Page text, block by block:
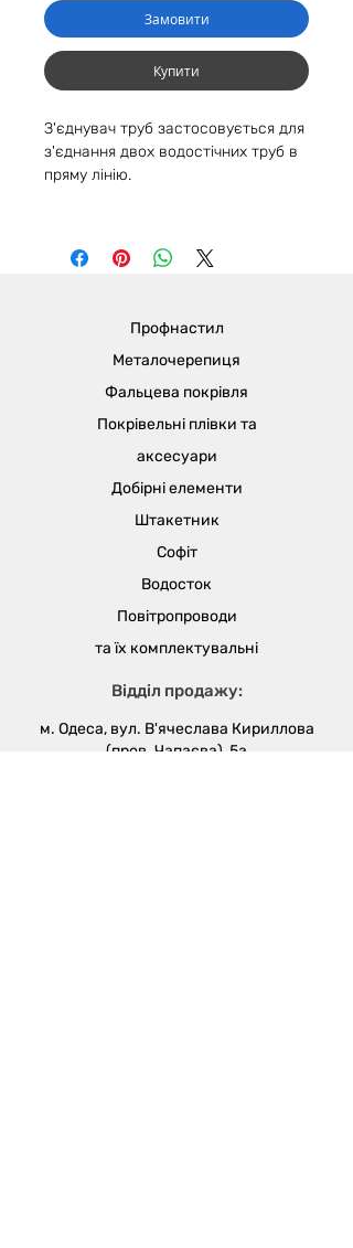
Замовити
Купити
З'єднувач труб застосовується для
з'єднання двох водостічних труб в
пряму лінію.
уточнюйте у менеджерів.
Відділ продажу:
м. Одеса, вул. В'ячеслава Кириллова
(пров. Чапаєва), 5а
Профнастил
Металочерепиця
Фальцева покрівля
Покрівельні плівки та
аксесуари
Добірні елементи
Штакетник
Софіт
Водосток
Повітропроводи
та їх комплектувальні